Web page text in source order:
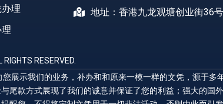
理
地址：香港九龙观塘创业街36号
RESERVED.
展示我们的业务，补办和和原来一模一样的文凭，源于
尾款方式展现了我们的诚意并保证了您的利益；强大的